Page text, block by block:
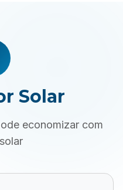
Solar
economizar com